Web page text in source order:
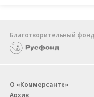
Благотворительный фонд
О «Коммерсанте»
Архив